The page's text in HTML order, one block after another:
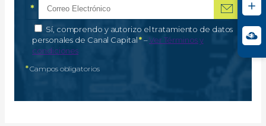
Correo electrónico
*Campo obligatorio
Autorización de tratamiento de datos personales
Sí, comprendo y autorizo el tratamiento de datos
personales de Canal Capital*–Campo obligatorio
Ver Términos y
condiciones
*Campos obligatorios